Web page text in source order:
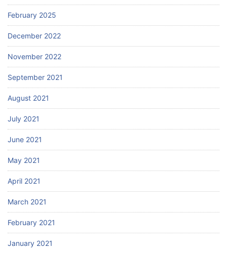
February 2025
December 2022
November 2022
September 2021
August 2021
July 2021
June 2021
May 2021
April 2021
March 2021
February 2021
January 2021